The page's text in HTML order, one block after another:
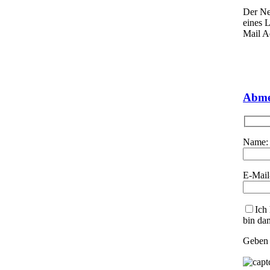
Der
eines
Mail
Name:
E-
Ich
bin